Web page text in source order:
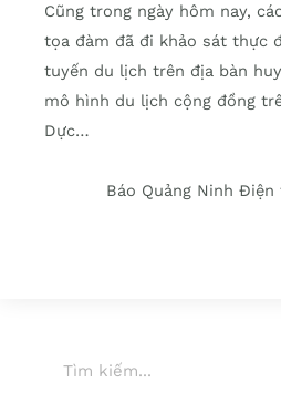
Cũng trong ngày hôm nay,
tọa đàm đã đi khảo sát thực
tuyến du lịch trên địa bàn
mô hình du lịch cộng đồng
Dực…
Báo Quảng Ninh